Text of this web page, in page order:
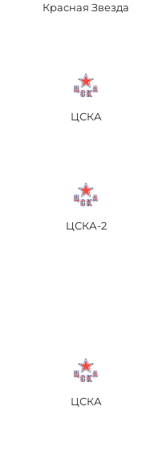
Красная Звезда
ЦСКА
ЦСКА-2
ЦСКА